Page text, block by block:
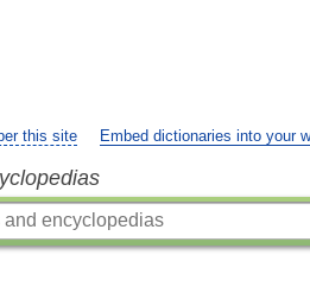
this site Embed dictionaries into your